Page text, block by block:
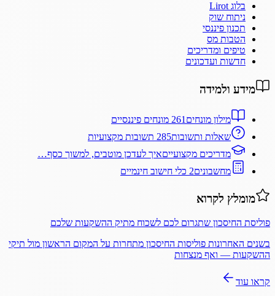
בלוג Lirot
ניתוח שוק
תכנון פיננסי
הטבות מס
טיפים ומדריכים
חדשות ועדכונים
מידע ולמידה
מילון מונחים 261 מונחים פיננסיים
שאלות ותשובות285 תשובות מקצועיות
מדריכים מקצועייםאיך לעדכן מוטבים, למשוך כסף…
מחשבונים2 כלי חישוב חינמיים
מומלץ לקרוא
פוליסת החיסכון שתגרום לכם לשכוח מתיק ההשקעות שלכם
בשנים האחרונות פוליסות החיסכון מתחרות על המקום הראשון מול תיקי
ההשקעות — ואף מנצחות
קראו עוד